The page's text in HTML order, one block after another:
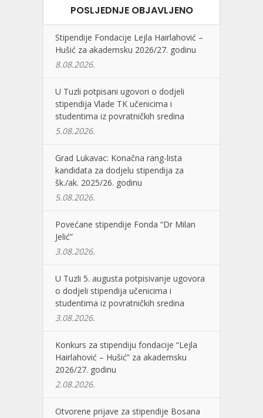
POSLJEDNJE OBJAVLJENO
Stipendije Fondacije Lejla Hairlahović –
Hušić za akademsku 2026/27. godinu
8.08.2026.
U Tuzli potpisani ugovori o dodjeli
stipendija Vlade TK učenicima i
studentima iz povratničkih sredina
5.08.2026.
Grad Lukavac: Konačna rang-lista
kandidata za dodjelu stipendija za
šk./ak. 2025/26. godinu
5.08.2026.
Povećane stipendije Fonda “Dr Milan
Jelić”
3.08.2026.
U Tuzli 5. augusta potpisivanje ugovora
o dodjeli stipendija učenicima i
studentima iz povratničkih sredina
3.08.2026.
Konkurs za stipendiju fondacije “Lejla
Hairlahović – Hušić” za akademsku
2026/27. godinu
2.08.2026.
Otvorene prijave za stipendije Bosana